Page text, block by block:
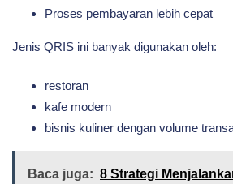
Proses pembayaran lebih cepat
Jenis QRIS ini banyak digunakan oleh:
restoran
kafe modern
bisnis kuliner dengan volume
Baca juga: 8 Strategi